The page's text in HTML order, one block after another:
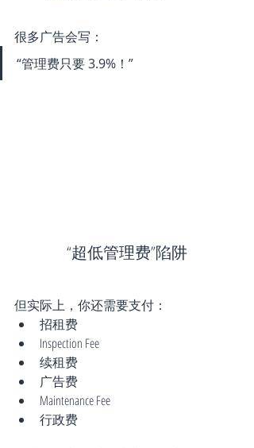
很多广告会写：
“管理费只要 3.9%！”
“超低管理费”陷阱
但实际上，你还需要支付：
招租费
Inspection Fee
续租费
广告费
Maintenance Fee
行政费